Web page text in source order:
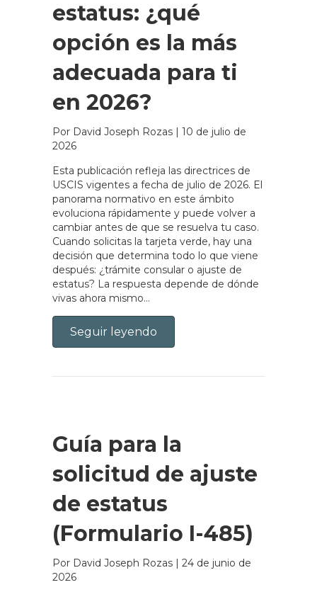
estatus: ¿qué
opción es la más
adecuada para ti
en 2026?
Por David Joseph Rozas | 10 de julio de
2026
Esta publicación refleja las directrices de
USCIS vigentes a fecha de julio de 2026. El
panorama normativo en este ámbito
evoluciona rápidamente y puede volver a
cambiar antes de que se resuelva tu caso.
Cuando solicitas la tarjeta verde, hay una
decisión que determina todo lo que viene
después: ¿trámite consular o ajuste de
estatus? La respuesta depende de dónde
vivas ahora mismo…
Seguir leyendo
Guía para la
solicitud de ajuste
de estatus
(Formulario I-485)
Por David Joseph Rozas | 24 de junio de
2026